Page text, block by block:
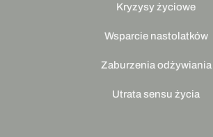
Kryzysy życiowe
Wsparcie nastolatków
Zaburzenia odżywiania
Utrata sensu życia